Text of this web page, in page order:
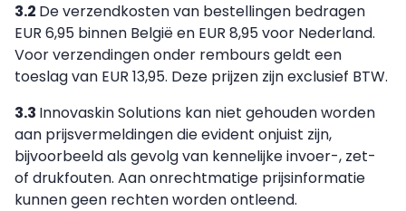
3.2 De verzendkosten van bestellingen bedragen
EUR 6,95 binnen België en EUR 8,95 voor Nederland.
Voor verzendingen onder rembours geldt een
toeslag van EUR 13,95. Deze prijzen zijn exclusief BTW.
3.3 Innovaskin Solutions kan niet gehouden worden
aan prijsvermeldingen die evident onjuist zijn,
bijvoorbeeld als gevolg van kennelijke invoer-, zet-
of drukfouten. Aan onrechtmatige prijsinformatie
kunnen geen rechten worden ontleend.